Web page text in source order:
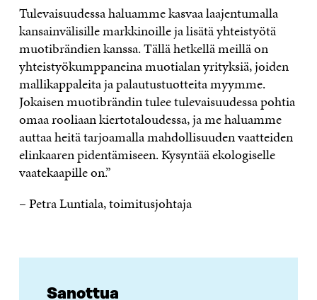
Tulevaisuudessa haluamme kasvaa laajentumalla
kansainvälisille markkinoille ja lisätä yhteistyötä
muotibrändien kanssa. Tällä hetkellä meillä on
yhteistyökumppaneina muotialan yrityksiä, joiden
mallikappaleita ja palautustuotteita myymme.
Jokaisen muotibrändin tulee tulevaisuudessa pohtia
omaa rooliaan kiertotaloudessa, ja me haluamme
auttaa heitä tarjoamalla mahdollisuuden vaatteiden
elinkaaren pidentämiseen. Kysyntää ekologiselle
vaatekaapille on.”
– Petra Luntiala, toimitusjohtaja
Sanottua